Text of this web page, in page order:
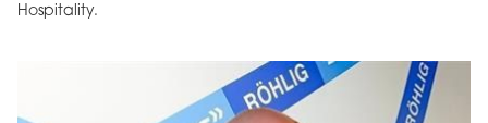
Hospitality.